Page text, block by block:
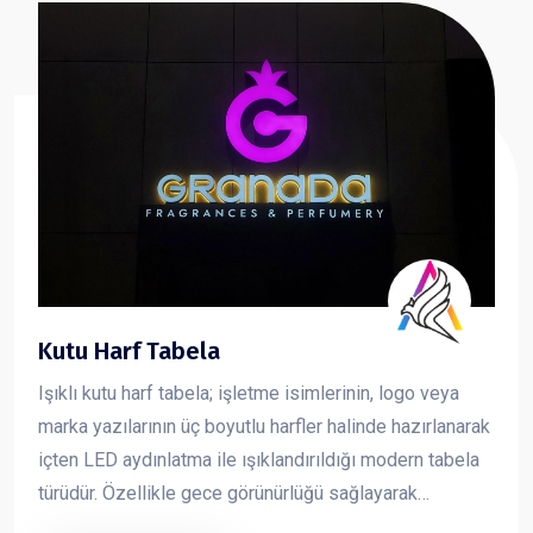
Kutu Harf Tabela
Işıklı kutu harf tabela; işletme isimlerinin, logo veya
marka yazılarının üç boyutlu harfler halinde hazırlanarak
içten LED aydınlatma ile ışıklandırıldığı modern tabela
türüdür. Özellikle gece görünürlüğü sağlayarak